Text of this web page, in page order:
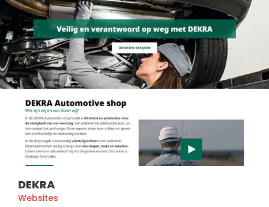
DEKRA
Websites